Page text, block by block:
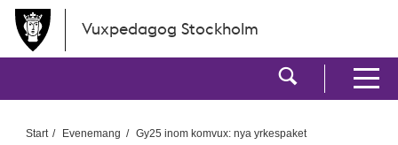
Hoppa till huvudinnehållet
Vuxpedagog Stockholm
Visa
Visa
Start Evenemang Gy25 inom komvux: nya yrkespaket